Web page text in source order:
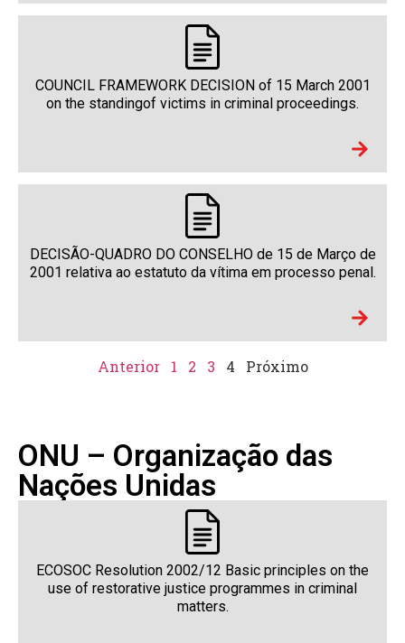
COUNCIL FRAMEWORK DECISION of 15 March 2001
on the standingof victims in criminal proceedings.
DECISÃO-QUADRO DO CONSELHO de 15 de Março de
2001 relativa ao estatuto da vítima em processo penal.
Anterior 1 2 3 4 Próximo
ONU – Organização das
Nações Unidas
ECOSOC Resolution 2002/12 Basic principles on the
use of restorative justice programmes in criminal
matters.